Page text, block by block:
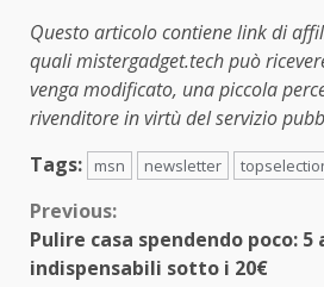
Questo articolo contiene link di
quali mistergadget.tech può
venga modificato, una piccola
rivenditore in virtù del servizio
Tags:
msn newsletter
Continue
Reading
Previous:
Pulire casa spendendo poco: 5
indispensabili sotto i 20€